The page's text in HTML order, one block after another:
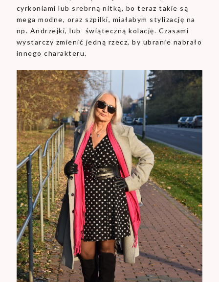
cyrkoniami lub srebrną nitką, bo teraz takie są
mega modne, oraz szpilki, miałabym stylizację na
np. Andrzejki, lub świąteczną kolację. Czasami
wystarczy zmienić jedną rzecz, by ubranie nabrało
innego charakteru.